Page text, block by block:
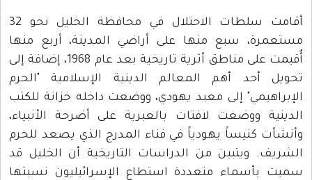
أقامت سلطات الاحتلال في محافظة الخليل نحو 32
مستعمرة، سبع منها على أراضي المدينة، أربع منها
أٌقيمت على مناطق أثرية تاريخية بعد عام 1968، إضافة إلى
تحويل أحد أهم المعالم الدينية الإسلامية "الحرم
الإبراهيمي" إلى معبد يهودي، ووضعت داخله خزانة للكتب
الدينية ووضعت لافتات بالعبرية على أضرحة الأنبياء،
وأنشأت كنيساً يهودياً في فناء المدرج الذي يصعد للحرم
الشريف. ويتبين من الدراسات التاريخية أن الخليل قد
سميت بأسماء متعددة استطاع الإسرائيليون نسبتها